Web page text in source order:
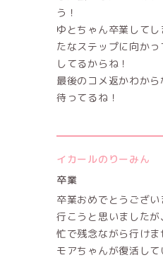
う！
ゆとちゃん卒業して
たなステップに向か
してるからね！
最後のコメ返かわか
待ってるね！
イカールのりーみん
卒業
卒業おめでとうござい
行こうと思いました
忙で残念ながら行けま
モアちゃんが復活して